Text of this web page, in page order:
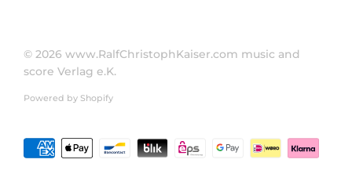
© 2026 www.RalfChristophKaiser.com music and
score Verlag e.K.
Powered by Shopify